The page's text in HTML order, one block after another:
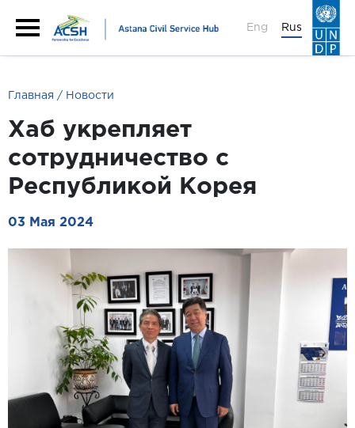
Eng Rus
Главная Новости
Хаб укрепляет
сотрудничество с
Республикой Корея
03 Мая 2024